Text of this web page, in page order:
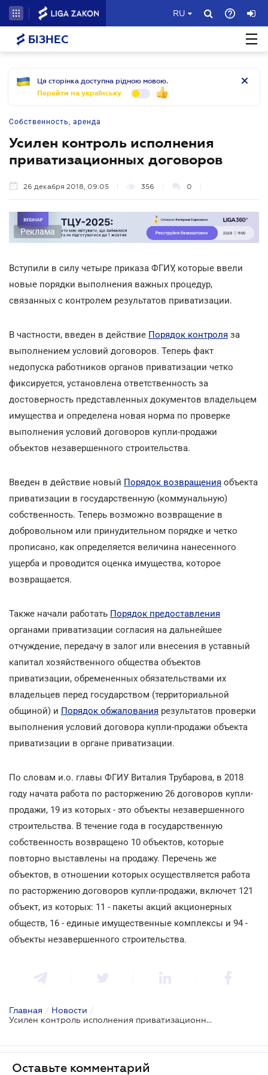
RU
БІЗНЕС
Ця сторінка доступна рідною мовою.
Перейти на українську
Собственность, аренда
Усилен контроль исполнения
приватизационных договоров
26 декабря 2018, 09:05 356 0
Реклама
Вступили в силу четыре приказа ФГИУ, которые ввели
новые порядки выполнения важных процедур,
связанных с контролем результатов приватизации.
В частности, введен в действие Порядок контроля за
выполнением условий договоров. Теперь факт
недопуска работников органов приватизации четко
фиксируется, установлена ответственность за
достоверность представленных документов владельцем
имущества и определена новая норма по проверке
выполнения условий договоров купли-продажи
объектов незавершенного строительства.
Введен в действие новый Порядок возвращения объекта
приватизации в государственную (коммунальную)
собственность. Теперь возможно возвращение в
добровольном или принудительном порядке и четко
прописано, как определяется величина нанесенного
ущерба и проводится оценка имущества, которое
возвращается.
Также начали работать Порядок предоставления
органами приватизации согласия на дальнейшее
отчуждение, передачу в залог или внесения в уставный
капитал хозяйственного общества объектов
приватизации, обремененных обязательствами их
владельцев перед государством (территориальной
общиной) и Порядок обжалования результатов проверки
выполнения условий договора купли-продажи объекта
приватизации в органе приватизации.
По словам и.о. главы ФГИУ Виталия Трубарова, в 2018
году начата работа по расторжению 26 договоров купли-
продажи, 19 из которых - это объекты незавершенного
строительства. В течение года в государственную
собственность возвращено 10 объектов, которые
повторно выставлены на продажу. Перечень же
объектов, в отношении которых осуществляется работа
по расторжению договоров купли-продажи, включет 121
объект, из которых: 11 - пакеты акций акционерных
обществ, 16 - единые имущественные комплексы и 94 -
объекты незавершенного строительства.
Главная / Новости /
Усилен контроль исполнения приватизационных договоров
Оставьте комментарий